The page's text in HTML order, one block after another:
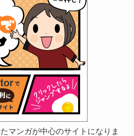
マンガが中心のサイトになりま